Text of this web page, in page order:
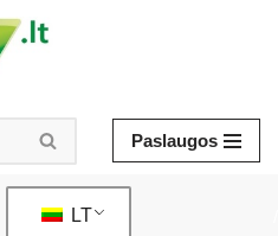
Paslaugos
LT